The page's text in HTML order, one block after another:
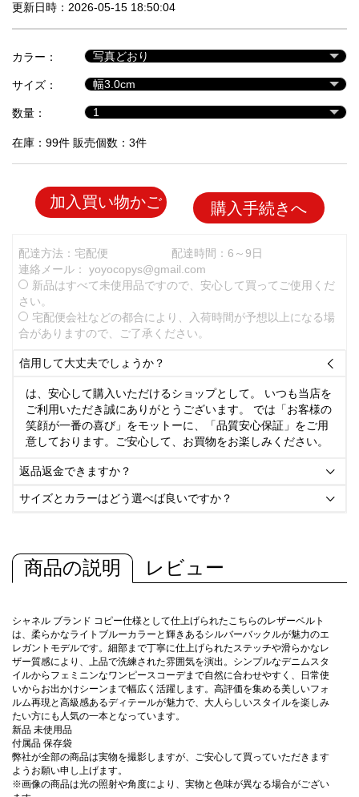
セ
ル
品
更新日時：2026-05-15 18:50:04
カラー：
サイズ：
数量：
在庫：99件 販売個数：3件
加入買い物かご 購入手続きへ
配達方法：宅配便
配達時間：6～9日
連絡メール： yoyocopys@gmail.com
新品はすべて未使用品ですので、安心して買ってご使用くだ
さい。
宅配便会社などの都合により、入荷時間が予想以上になる場
合がありますので、ご了承ください。
信用して大丈夫でしょうか？ 
は、安心して購入いただけるショップとして。 いつも当店を
ご利用いただき誠にありがとうございます。 では「お客様の
笑顔が一番の喜び」をモットーに、「品質安心保証」をご用
意しております。ご安心して、お買物をお楽しみください。
返品返金できますか？ 
サイズとカラーはどう選べば良いですか？ 
商品の説明 レビュー
シャネル ブランド コピー仕様として仕上げられたこちらのレザーベルト
は、柔らかなライトブルーカラーと輝きあるシルバーバックルが魅力のエ
レガントモデルです。細部まで丁寧に仕上げられたステッチや滑らかなレ
ザー質感により、上品で洗練された雰囲気を演出。シンプルなデニムスタ
イルからフェミニンなワンピースコーデまで自然に合わせやすく、日常使
いからお出かけシーンまで幅広く活躍します。高評価を集める美しいフォ
ルム再現と高級感あるディテールが魅力で、大人らしいスタイルを楽しみ
たい方にも人気の一本となっています。
新品 未使用品
付属品 保存袋
弊社が全部の商品は実物を撮影しますが、ご安心して買っていただきます
ようお願い申し上げます。
※画像の商品は光の照射や角度により、実物と色味が異なる場合がござい